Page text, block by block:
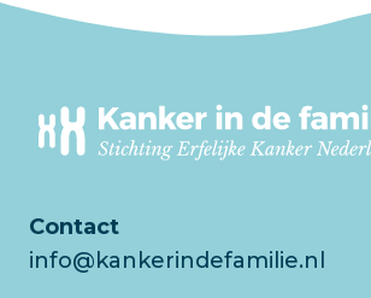
Contact
info@kankerindefamilie.nl